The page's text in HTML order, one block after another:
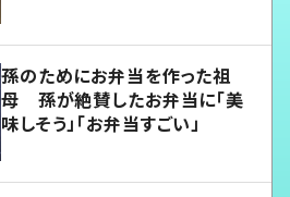
孫のためにお弁当を作った祖
母 孫が絶賛したお弁当に「美
味しそう」「お弁当すごい」